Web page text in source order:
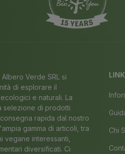
Verde SRL si
di esplorare il
e naturali. La
selezione di prodotti
rapida dal nostro
gamma di articoli, tra
vegane interessanti,
diversificati. Ci
Chi